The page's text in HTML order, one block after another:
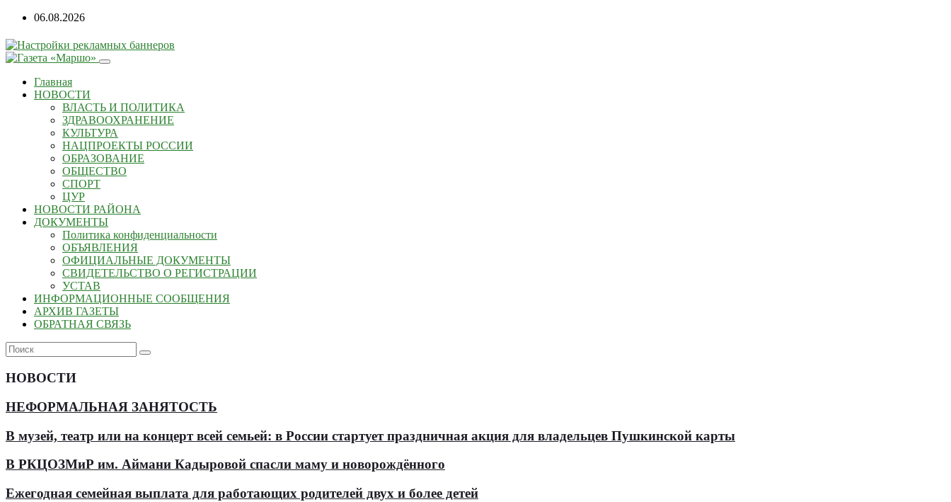
Перейти
содержанию
06.08.2026
Главная
НОВОСТИ
ВЛАСТЬ И ПОЛИТИКА
ЗДРАВООХРАНЕНИЕ
КУЛЬТУРА
НАЦПРОЕКТЫ РОССИИ
ОБРАЗОВАНИЕ
ОБЩЕСТВО
СПОРТ
ЦУР
НОВОСТИ РАЙОНА
ДОКУМЕНТЫ
Политика конфиденциальности
ОБЪЯВЛЕНИЯ
ОФИЦИАЛЬНЫЕ ДОКУМЕНТЫ
СВИДЕТЕЛЬСТВО О РЕГИСТРАЦИИ
УСТАВ
ИНФОРМАЦИОННЫЕ СООБЩЕНИЯ
АРХИВ ГАЗЕТЫ
ОБРАТНАЯ СВЯЗЬ
НОВОСТИ
НЕФОРМАЛЬНАЯ ЗАНЯТОСТЬ
В музей, театр или на концерт всей семьей: в России стартует праздничная акция для владельцев Пушкинской карты
В РКЦОЗМиР им. Аймани Кадыровой спасли маму и новорождённого
Ежегодная семейная выплата для работающих родителей двух и более детей